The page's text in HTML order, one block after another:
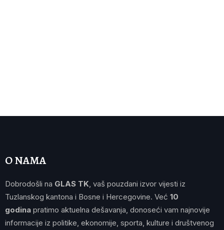
O NAMA
Dobrodošli na GLAS TK , vaš pouzdani izvor vijesti iz
Tuzlanskog kantona i Bosne i Hercegovine. Već 10
godina pratimo aktuelna dešavanja, donoseći vam najnovije
informacije iz politike, ekonomije, sporta, kulture i društvenog